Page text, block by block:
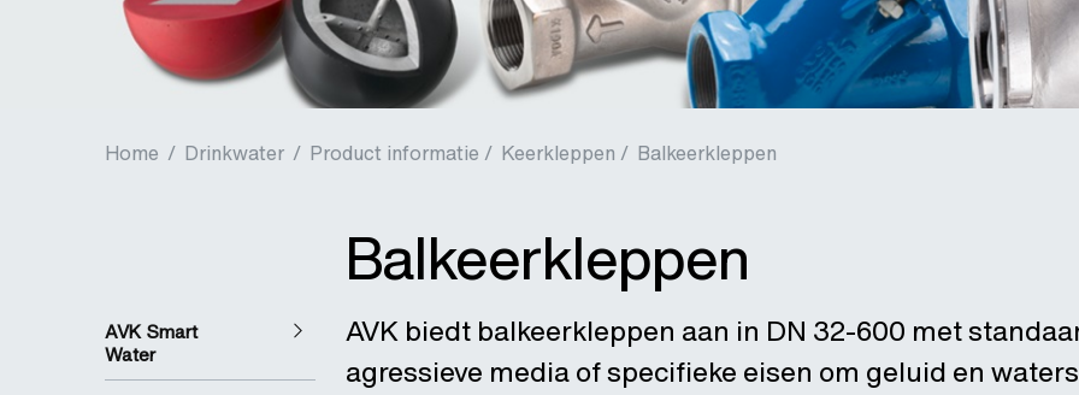
Home / Drinkwater / Product informatie / Keerkleppen / Balkeerkleppen
AVK Smart
Water
Balkeerkleppen
AVK biedt balkeerkleppen aan in DN 32-600 met
agressieve media of specifieke eisen om geluid en